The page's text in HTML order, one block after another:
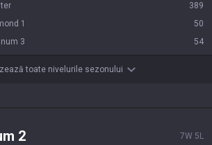
389
1 50
3 54
toate nivelurile sezonului
2 7W 5 L